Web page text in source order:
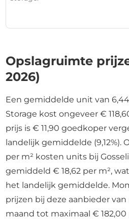
Opslagruimte
2026)
Een gemiddelde unit van
Storage kost ongeveer €
prijs is € 11,90 goedkoper
landelijk gemiddelde (9,12%).
per m² kosten units bij
gemiddeld € 18,62 per m²,
het landelijk gemiddelde.
prijzen bij deze aanbieder
maand tot maximaal € 182,00